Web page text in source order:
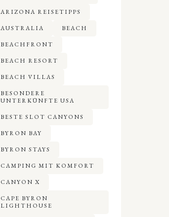
ARIZONA REISETIPPS
AUSTRALIA BEACH
BEACHFRONT
BEACH RESORT
BEACH VILLAS
BESONDERE
UNTERKÜNFTE USA
BESTE SLOT CANYONS
BYRON BAY
BYRON STAYS
CAMPING MIT KOMFORT
CANYON X
CAPE BYRON
LIGHTHOUSE